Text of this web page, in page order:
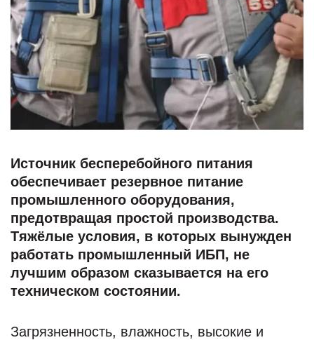
Источник бесперебойного питания
обеспечивает резервное питание
промышленного оборудования,
предотвращая простой производства.
Тяжёлые условия, в которых вынужден
работать промышленный ИБП, не
лучшим образом сказывается на его
техническом состоянии.
Загрязненность, влажность, высокие и